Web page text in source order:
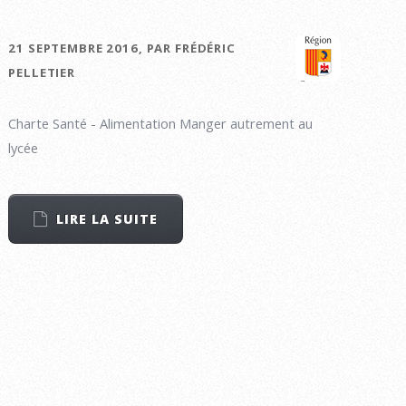
21 SEPTEMBRE 2016, PAR FRÉDÉRIC
PELLETIER
Charte Santé - Alimentation Manger autrement au
lycée
LIRE LA SUITE